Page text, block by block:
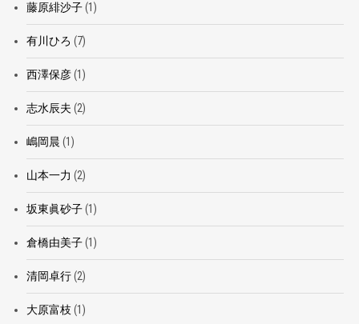
藤原緋沙子(1)
有川ひろ (7)
西澤保彦(1)
志水辰夫 (2)
嶋岡晨 (1)
山本一力 (2)
坂東眞砂子(1)
倉橋由美子(1)
清岡卓行(2)
大原富枝 (1)